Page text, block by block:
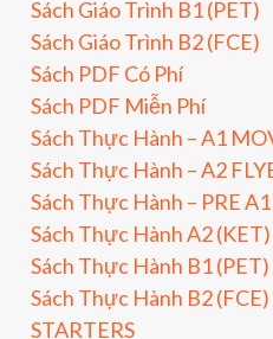
Sách Giáo Trình B1 (PET)
Sách Giáo Trình B2 (FCE)
Sách PDF Có Phí
Sách PDF Miễn Phí
Sách Thực Hành – A1
Sách Thực Hành – A2
Sách Thực Hành – PRE
Sách Thực Hành A2 (KET)
Sách Thực Hành B1 (PET)
Sách Thực Hành B2 (FCE)
STARTERS